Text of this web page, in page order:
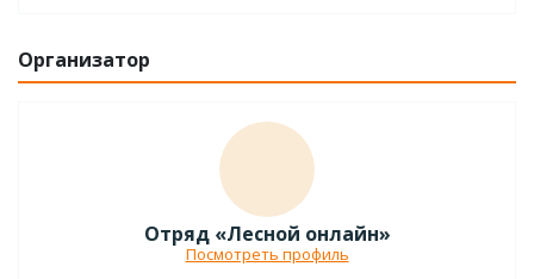
Организатор
Отряд «Лесной онлайн»
Посмотреть профиль